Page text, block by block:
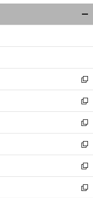
ウ
ィ
ン
ウ
開
く
新
し
い
ウ
ィ
ン
ド
ウ
で
開
く
新
し
い
ウ
ィ
ン
ド
ウ
で
新
し
い
ウ
ィ
ン
ド
新
し
い
ウ
ィ
新
し
い
新